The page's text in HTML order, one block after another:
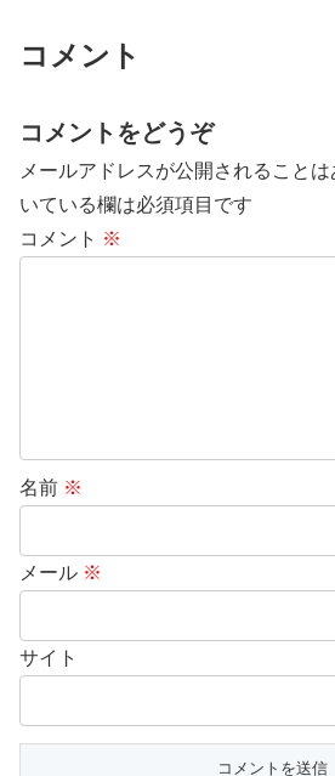
コメント
コメントをどうぞ
メールアドレスが公開されることは
いている欄は必須項目です
コメント ※
名前 ※
メール ※
サイト